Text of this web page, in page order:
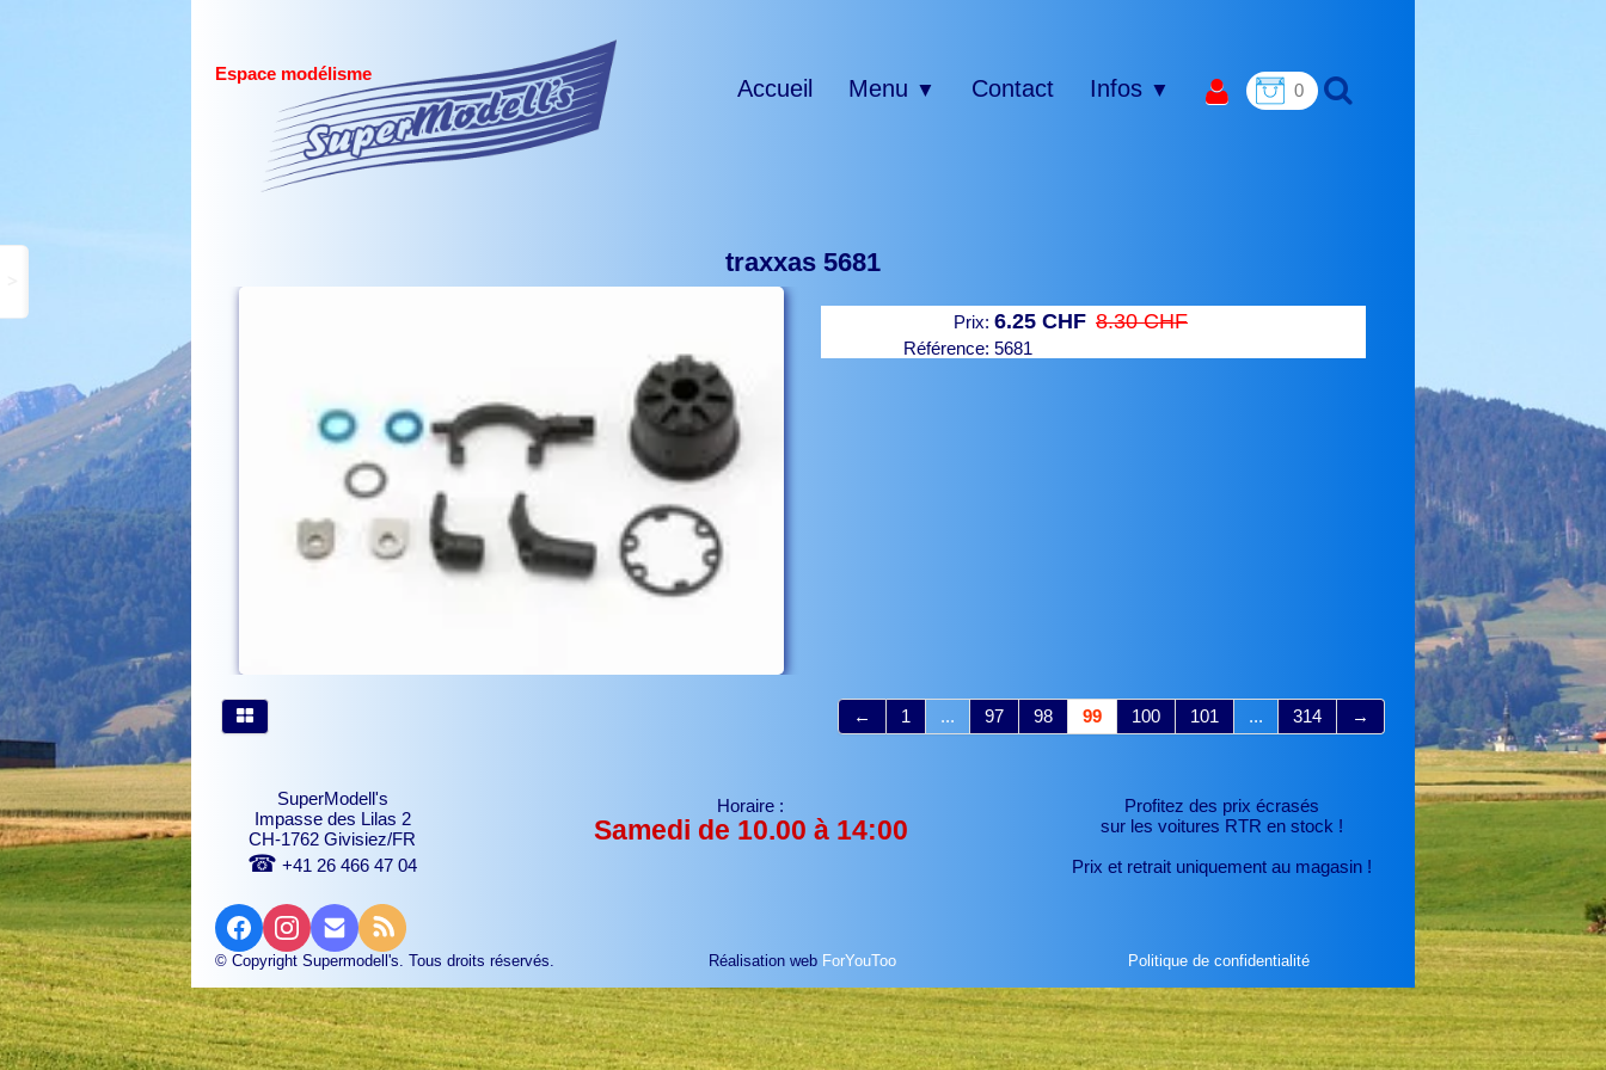
Espace modélisme
Accueil Menu ▼ Contact Infos ▼ 0
traxxas 5681
Prix: 6.25 CHF 8.30 CHF
Référence: 5681
← 1 ... 97 98 99 100 101 ... 314 →
SuperModell's
Impasse des Lilas 2
CH-1762 Givisiez/FR
☎ +41 26 466 47 04
Horaire :
Samedi de 10.00 à 14:00
Profitez des prix écrasés
sur les voitures RTR en stock !
Prix et retrait uniquement au magasin !
© Copyright Supermodell's. Tous droits réservés. Réalisation web ForYouToo Politique de confidentialité